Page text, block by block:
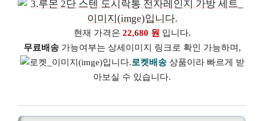
현재 가격은 22,680 원 입니다.
무료배송가능여부는 상세이미지 링크로 확인 가능하며,
로켓배송상품이라 빠르게 받
아보실 수 있습니다.